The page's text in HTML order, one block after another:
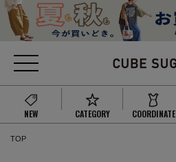
NEW CATEGORY COORDINATE
TOP